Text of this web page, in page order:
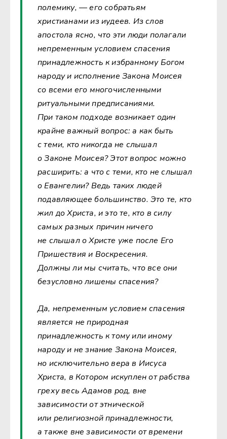
полемику, — его собратьям
христианами из иудеев. Из слов
апостола ясно, что эти люди полагали
непременным условием спасения
принадлежность к избранному Богом
народу и исполнение Закона Моисея
со всеми его многочисленными
ритуальными предписаниями.
При таком подходе возникает один
крайне важный вопрос: а как быть
с теми, кто никогда не слышал
о Законе Моисея? Этот вопрос можно
расширить: а что с теми, кто не слышал
о Евангелии? Ведь таких людей
подавляющее большинство. Это те, кто
жил до Христа, и это те, кто в силу
самых разных причин ничего
не слышал о Христе уже после Его
Пришествия и Воскресения.
Должны ли мы считать, что все они
безусловно лишены спасения?
Да, непременным условием спасения
является не природная
принадлежность к тому или иному
народу и не знание Закона Моисея,
но исключительно вера в Иисуса
Христа, в Котором искуплен от рабства
греху весь Адамов род, вне
зависимости от этнической
или религиозной принадлежности,
а также вне зависимости от времени